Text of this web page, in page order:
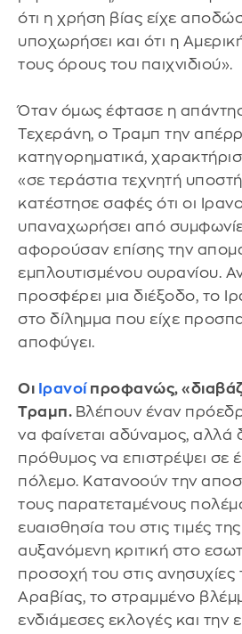
ότι η χρήση βίας είχε
υποχωρήσει και ότι η
τους όρους του παιχνιδιού».
Όταν όμως έφτασε η
Τεχεράνη, ο Τραμπ την
κατηγορηματικά,
«σε τεράστια τεχνητή
κατέστησε σαφές ότι οι
υπαναχωρήσει από
αφορούσαν επίσης την
εμπλουτισμένου ουρανίου.
προσφέρει μια διέξοδο, το
στο δίλημμα που είχε
αποφύγει.
Οι Ιρανοί προφανώς,
Τραμπ. Βλέπουν έναν
να φαίνεται αδύναμος, αλλά
πρόθυμος να επιστρέψει σε
πόλεμο. Κατανοούν την
τους παρατεταμένους
ευαισθησία του στις τιμές
αυξανόμενη κριτική στο
προσοχή του στις ανησυχίες
Αραβίας, το στραμμένο
ενδιάμεσες εκλογές και την